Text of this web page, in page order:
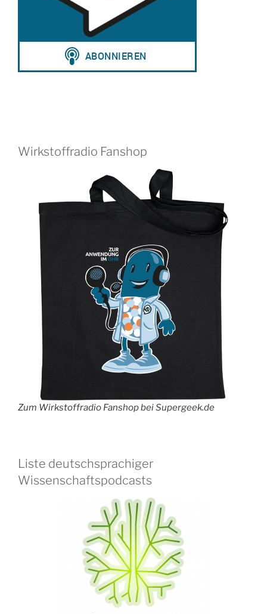
Wirkstoffradio Fanshop
Zum Wirkstoffradio Fanshop bei Supergeek.de
Liste deutschsprachiger
Wissenschaftspodcasts